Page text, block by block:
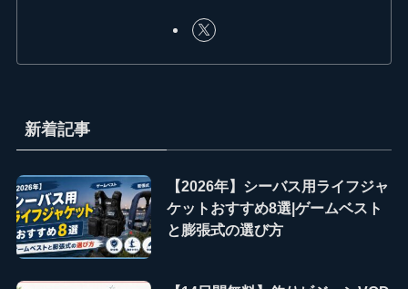
新着記事
【2026年】シーバス用ライフジャ
ケットおすすめ8選|ゲームベスト
と膨張式の選び方